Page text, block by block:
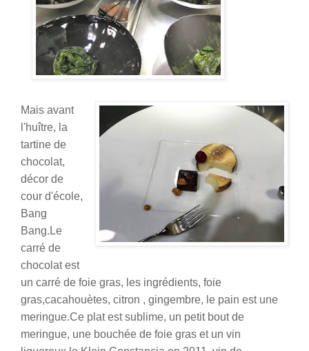
Mais avant
l'huître, la
tartine de
chocolat,
décor de
cour d'école,
Bang
Bang.Le
carré de
chocolat est
un carré de foie gras, les ingrédients, foie
gras,cacahouètes, citron , gingembre, le pain est une
meringue.Ce plat est sublime, un petit bout de
meringue, une bouchée de foie gras et un vin